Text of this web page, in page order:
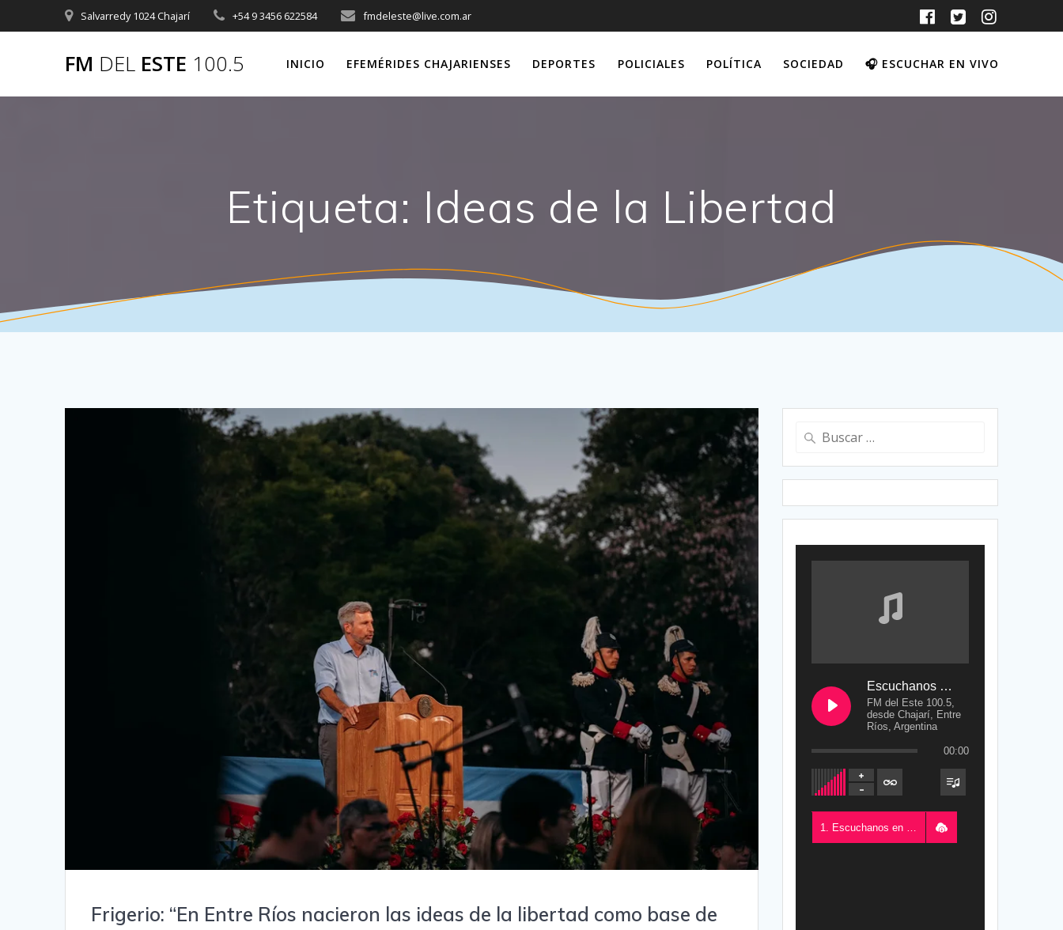
al
Salvarredy 1024 Chajarí +54 9 3456 622584 fmdeleste@live.com.ar
FM DEL ESTE 100.5 INICIO EFEMÉRIDES CHAJARIENSES DEPORTES POLICIALES POLÍTICA SOCIEDAD 🎧 ESCUCHAR EN VIVO
Etiqueta: Ideas de la Libertad
Frigerio: “En Entre Ríos nacieron las ideas de la libertad como base de
Buscar:
Escuchanos en Vivo
FM del Este 100.5,
desde Chajarí, Entre
Ríos, Argentina
00:00
1. Escuchanos en Vivo - FM del Este 100.5, desde Chajarí, Entre Ríos, Argentina